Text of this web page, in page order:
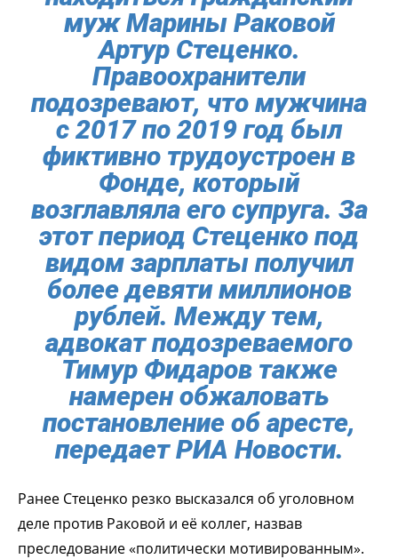
муж Марины Раковой
Артур Стеценко.
Правоохранители
подозревают, что мужчина
с 2017 по 2019 год был
фиктивно трудоустроен в
Фонде, который
возглавляла его супруга. За
этот период Стеценко под
видом зарплаты получил
более девяти миллионов
рублей. Между тем,
адвокат подозреваемого
Тимур Фидаров также
намерен обжаловать
постановление об аресте,
передает РИА Новости.
Ранее Стеценко резко высказался об уголовном
деле против Раковой и её коллег, назвав
преследование «политически мотивированным».